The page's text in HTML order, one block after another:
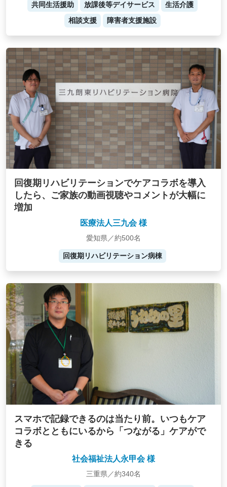
共同生活援助 放課後等デイサービス
生活介護
相談支援
障害者支援施設
回復期リハビリテーションでケアコラボを導入
したら、ご家族の動画視聴やコメントが大幅に
増加
医療法人三九会 様
愛知県／約500名
回復期リハビリテーション病棟
スマホで記録できるのは当たり前。いつもケア
コラボとともにいるから「つながる」ケアがで
きる
社会福祉法人永甲会 様
三重県／約340名